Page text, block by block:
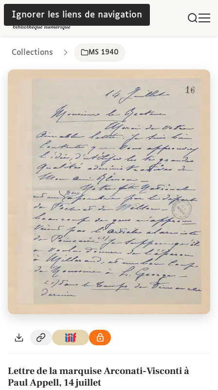
Ignorer les liens de navigation
Collections MS 1940
Lettre de la marquise Arconati-Visconti à
Paul Appell, 14 juillet